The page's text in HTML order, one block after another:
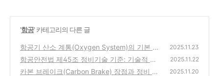
'항공' 카테고리의 다른 글
항공기 산소 계통(Oxygen System)의 기본 개
념, 작동 원리, 주요 정비·점검 유의사항
(0)
2025.11.23
항공안전법 제45조 정비기술 기준: 기술적 근
거, 적용 원칙, 실무 쟁점 분석
(0)
2025.11.22
카본 브레이크(Carbon Brake) 장점과 정비 유
2025.11.20